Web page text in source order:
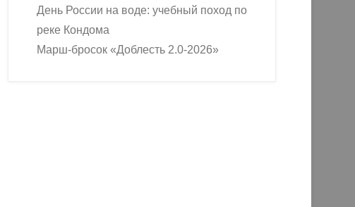
День России на воде: учебный поход по
реке Кондома
Марш-бросок «Доблесть 2.0-2026»